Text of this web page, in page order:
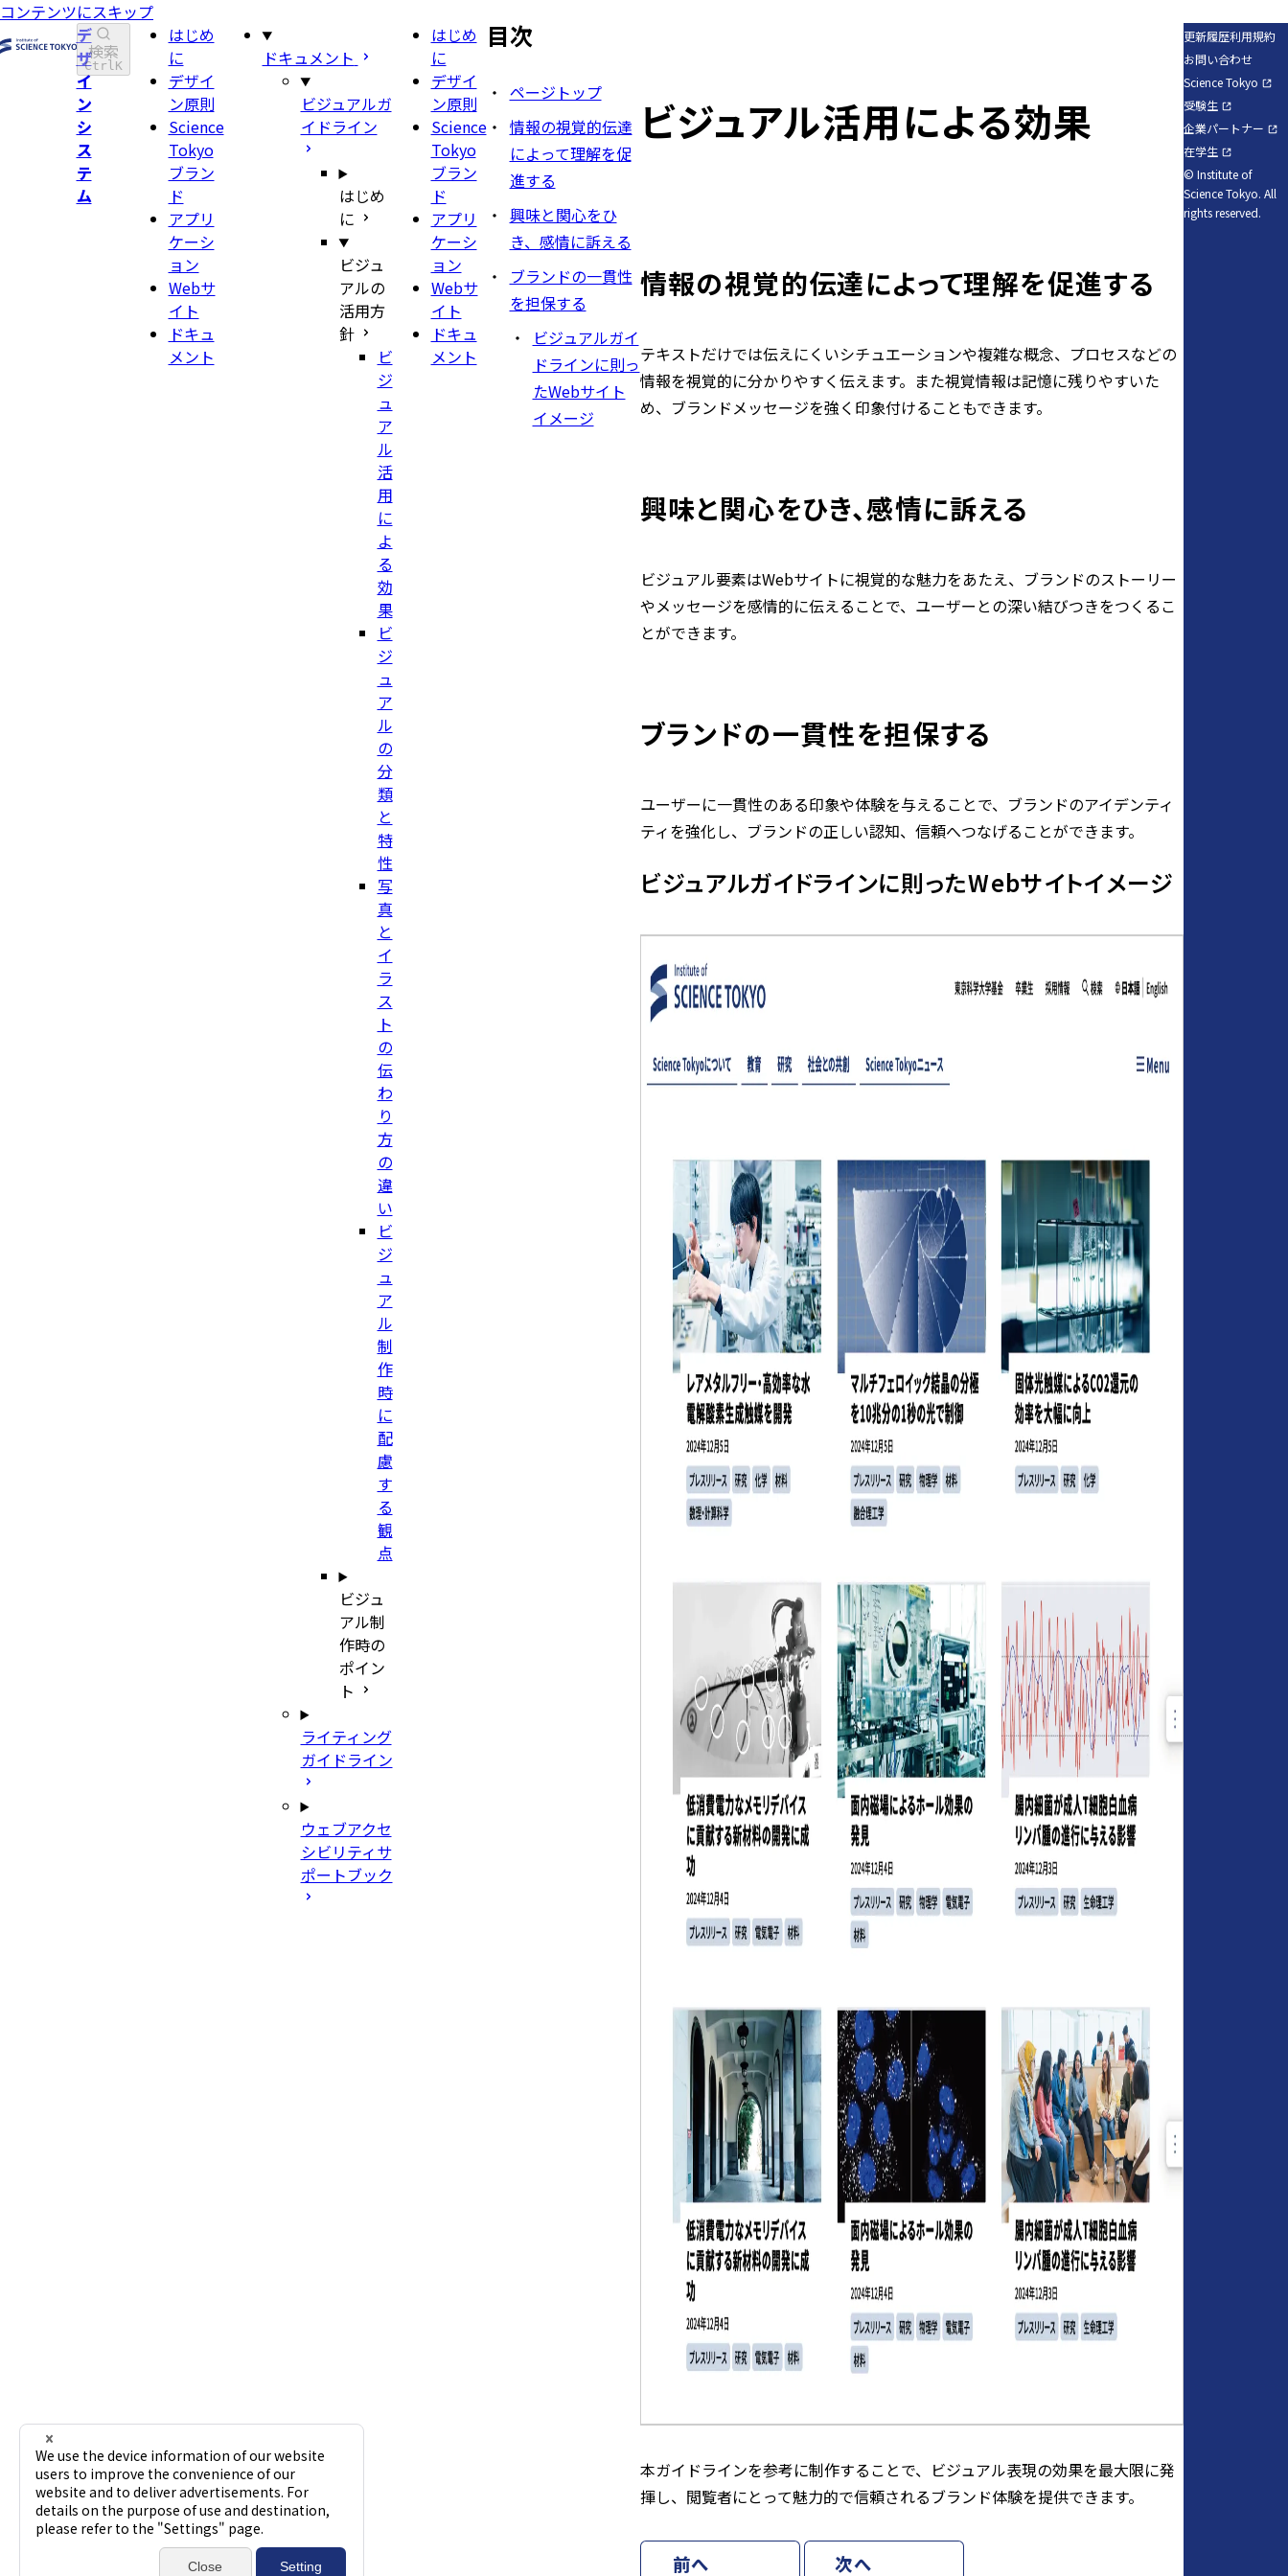
コンテンツにスキップ
デ
ザ
イ
ン
シ
ス
テ
ム
検索
CtrlK
はじめ
に
デザイ
ン原則
Science
Tokyo
ブラン
ド
アプリ
ケーシ
ョン
Webサ
イト
ドキュ
メント
ドキュメント
ビジュアルガ
イドライン
はじめ
に
ビジュ
アルの
活用方
針
ビ
ジ
ュ
ア
ル
活
用
に
よ
る
効
果
ビ
ジ
ュ
ア
ル
の
分
類
と
特
性
写
真
と
イ
ラ
ス
ト
の
伝
わ
り
方
の
違
い
ビ
ジ
ュ
ア
ル
制
作
時
に
配
慮
す
る
観
点
ビジュ
アル制
作時の
ポイン
ト
ライティング
ガイドライン
ウェブアクセ
シビリティサ
ポートブック
はじめ
に
デザイ
ン原則
Science
Tokyo
ブラン
ド
アプリ
ケーシ
ョン
Webサ
イト
ドキュ
メント
目次
ページトップ
情報の視覚的伝達
によって理解を促
進する
興味と関心をひ
き、感情に訴える
ブランドの一貫性
を担保する
ビジュアルガイ
ドラインに則っ
たWebサイト
イメージ
ビジュアル活用による効果
情報の視覚的伝達によって理解を促進する
テキストだけでは伝えにくいシチュエーションや複雑な概念、プロセスなどの
情報を視覚的に分かりやすく伝えます。また視覚情報は記憶に残りやすいた
め、ブランドメッセージを強く印象付けることもできます。
興味と関心をひき、感情に訴える
ビジュアル要素はWebサイトに視覚的な魅力をあたえ、ブランドのストーリー
やメッセージを感情的に伝えることで、ユーザーとの深い結びつきをつくるこ
とができます。
ブランドの一貫性を担保する
ユーザーに一貫性のある印象や体験を与えることで、ブランドのアイデンティ
ティを強化し、ブランドの正しい認知、信頼へつなげることができます。
ビジュアルガイドラインに則ったWebサイトイメージ
本ガイドラインを参考に制作することで、ビジュアル表現の効果を最大限に発
揮し、閲覧者にとって魅力的で信頼されるブランド体験を提供できます。
前へ
次へ
更新履歴利用規約
お問い合わせ
Science Tokyo
受験生
企業パートナー
在学生
© Institute of
Science Tokyo. All
rights reserved.